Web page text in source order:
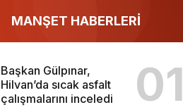
MANŞET HABERLERİ
Başkan Gülpınar,
Hilvan’da sıcak asfalt
çalışmalarını inceledi
01